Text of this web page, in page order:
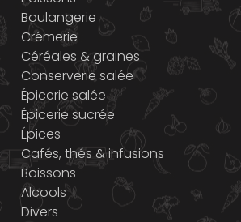
Boulangerie
Crémerie
Céréales & graines
Conserverie salée
Épicerie salée
Épicerie sucrée
Épices
Cafés, thés & infusions
Boissons
Alcools
Divers